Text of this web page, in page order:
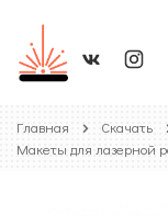
Главная Скачать
Макеты для лазерной